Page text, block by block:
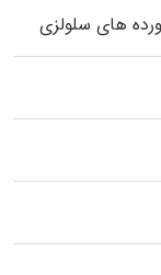
های سلولزی